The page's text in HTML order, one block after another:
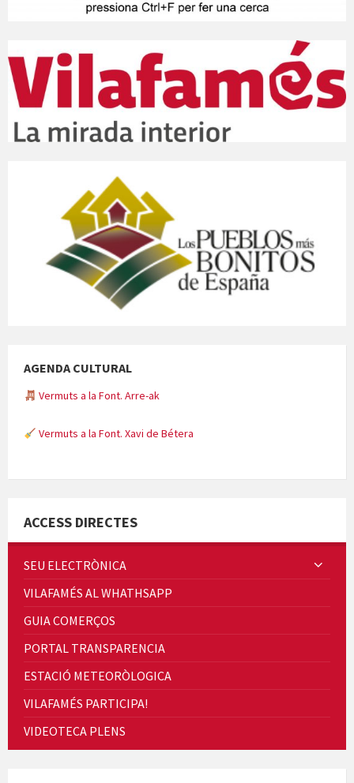
AGENDA CULTURAL
Vermuts a la Font. Arre-ak
Vermuts a la Font. Xavi de Bétera
Quintà Culroja
Cicle de Cine i Dones rurals
ACCESS DIRECTES
SEU ELECTRÒNICA
VILAFAMÉS AL WHATHSAPP
GUIA COMERÇOS
PORTAL TRANSPARENCIA
ESTACIÓ METEORÒLOGICA
VILAFAMÉS PARTICIPA!
VIDEOTECA PLENS